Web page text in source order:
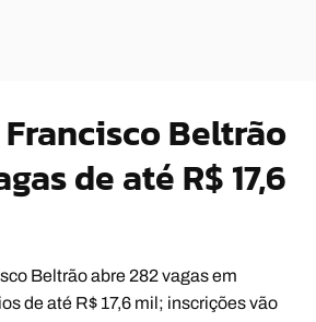
Beltrão
de até R$ 17,6
Beltrão abre 282 vagas em
de até R$ 17,6 mil; inscrições vão